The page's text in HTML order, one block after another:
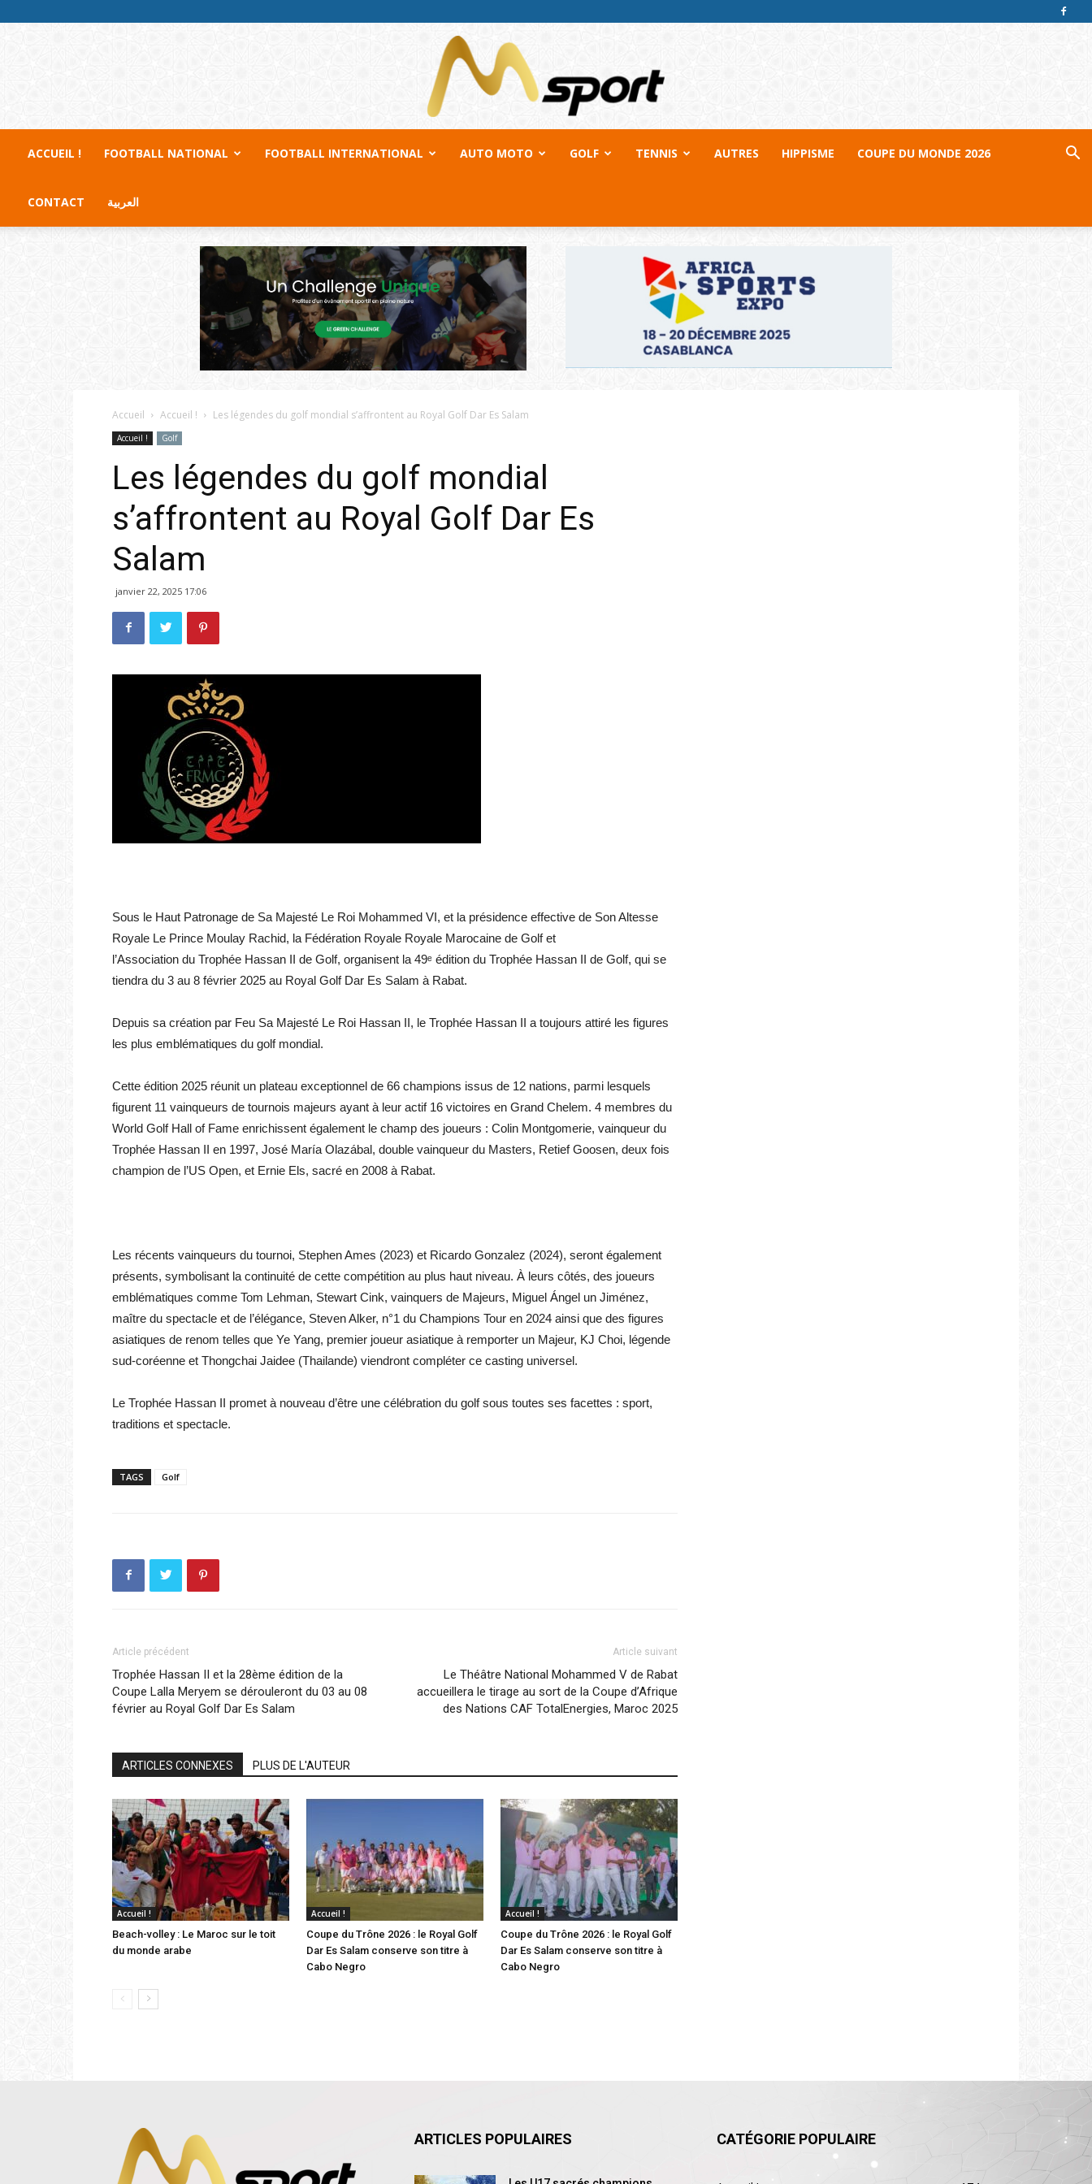
ACCUEIL ! FOOTBALL NATIONAL FOOTBALL INTERNATIONAL AUTO MOTO GOLF TENNIS AUTRES HIPPISME COUPE DU MONDE 2026
CONTACT العربية
Accueil Accueil ! Les légendes du golf mondial s’affrontent au Royal Golf Dar Es Salam
Accueil ! Golf
Les légendes du golf mondial
s’affrontent au Royal Golf Dar Es
Salam
janvier 22, 2025 17:06
Sous le Haut Patronage de Sa Majesté Le Roi Mohammed VI, et la présidence effective de Son Altesse
Royale Le Prince Moulay Rachid, la Fédération Royale Royale Marocaine de Golf et
l’Association du Trophée Hassan II de Golf, organisent la 49ᵉ édition du Trophée Hassan II de Golf, qui se
tiendra du 3 au 8 février 2025 au Royal Golf Dar Es Salam à Rabat.
Depuis sa création par Feu Sa Majesté Le Roi Hassan II, le Trophée Hassan II a toujours attiré les figures
les plus emblématiques du golf mondial.
Cette édition 2025 réunit un plateau exceptionnel de 66 champions issus de 12 nations, parmi lesquels
figurent 11 vainqueurs de tournois majeurs ayant à leur actif 16 victoires en Grand Chelem. 4 membres du
World Golf Hall of Fame enrichissent également le champ des joueurs : Colin Montgomerie, vainqueur du
Trophée Hassan II en 1997, José María Olazábal, double vainqueur du Masters, Retief Goosen, deux fois
champion de l’US Open, et Ernie Els, sacré en 2008 à Rabat.
Les récents vainqueurs du tournoi, Stephen Ames (2023) et Ricardo Gonzalez (2024), seront également
présents, symbolisant la continuité de cette compétition au plus haut niveau. À leurs côtés, des joueurs
emblématiques comme Tom Lehman, Stewart Cink, vainquers de Majeurs, Miguel Ángel un Jiménez,
maître du spectacle et de l’élégance, Steven Alker, n°1 du Champions Tour en 2024 ainsi que des figures
asiatiques de renom telles que Ye Yang, premier joueur asiatique à remporter un Majeur, KJ Choi, légende
sud-coréenne et Thongchai Jaidee (Thailande) viendront compléter ce casting universel.
Le Trophée Hassan II promet à nouveau d’être une célébration du golf sous toutes ses facettes : sport,
traditions et spectacle.
TAGS Golf
Article précédent
Trophée Hassan II et la 28ème édition de la
Coupe Lalla Meryem se dérouleront du 03 au 08
février au Royal Golf Dar Es Salam
Article suivant
Le Théâtre National Mohammed V de Rabat
accueillera le tirage au sort de la Coupe d’Afrique
des Nations CAF TotalEnergies, Maroc 2025
ARTICLES CONNEXES PLUS DE L'AUTEUR
Accueil !
Beach-volley : Le Maroc sur le toit
du monde arabe
Accueil !
Coupe du Trône 2026 : le Royal Golf
Dar Es Salam conserve son titre à
Cabo Negro
Accueil !
Coupe du Trône 2026 : le Royal Golf
Dar Es Salam conserve son titre à
Cabo Negro
ARTICLES POPULAIRES CATÉGORIE POPULAIRE